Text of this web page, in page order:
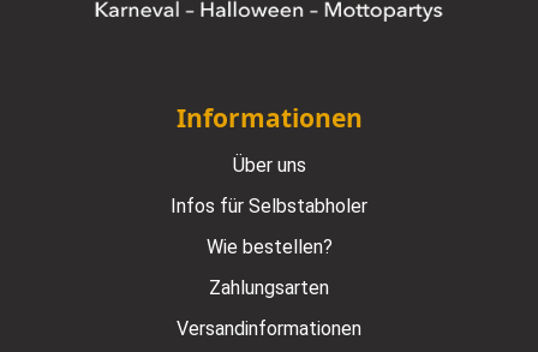
Informationen
Über uns
Infos für Selbstabholer
Wie bestellen?
Zahlungsarten
Versandinformationen